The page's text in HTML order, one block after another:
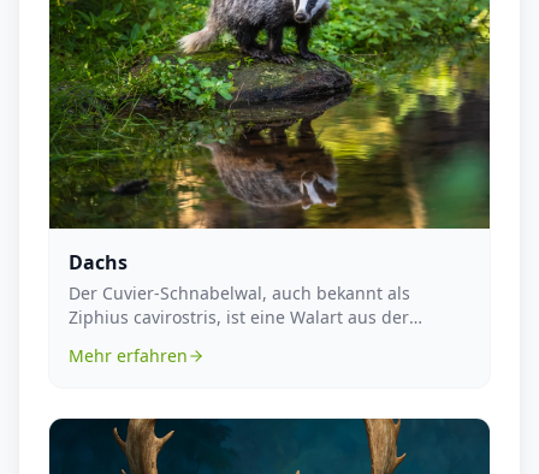
Dachs
Der Cuvier-Schnabelwal, auch bekannt als
Ziphius cavirostris, ist eine Walart aus der
Mehr erfahren